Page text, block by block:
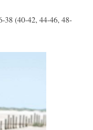
38 (40-42, 44-46, 48-